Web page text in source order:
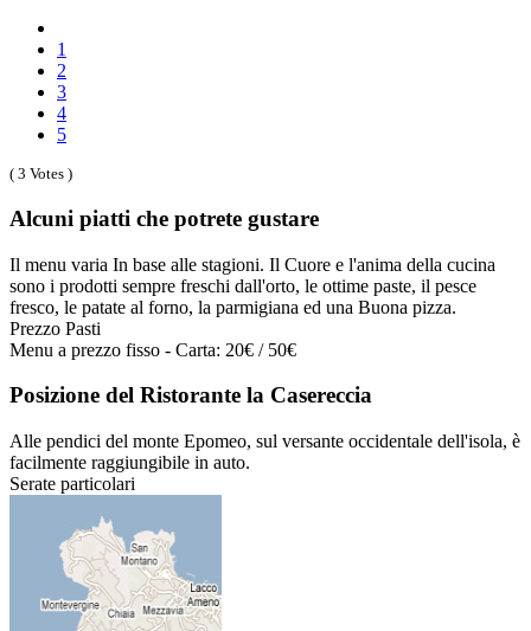
1
2
3
4
5
( 3 Votes )
Alcuni piatti che potrete gustare
Il menu varia In base alle stagioni. Il Cuore e l'anima della cucina
sono i prodotti sempre freschi dall'orto, le ottime paste, il pesce
fresco, le patate al forno, la parmigiana ed una Buona pizza.
Prezzo Pasti
Menu a prezzo fisso - Carta: 20€ / 50€
Posizione del Ristorante la Casereccia
Alle pendici del monte Epomeo, sul versante occidentale dell'isola, è
facilmente raggiungibile in auto.
Serate particolari